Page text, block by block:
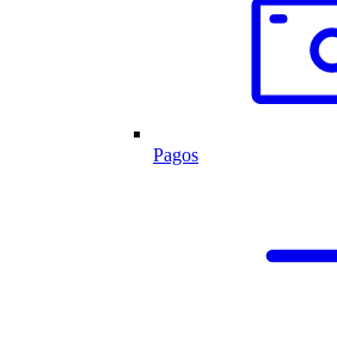
Pagos